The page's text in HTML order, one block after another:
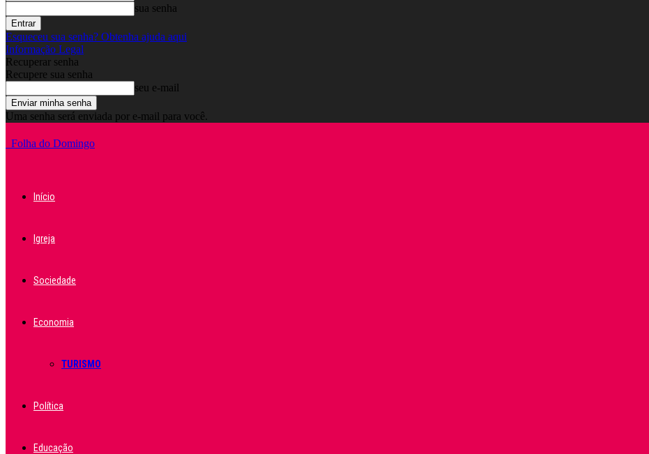
sua senha
Esqueceu sua senha? Obtenha ajuda aqui
Informação Legal
Recuperar senha
Recupere sua senha
seu e-mail
Uma senha será enviada por e-mail para você.
Folha do Domingo
Início
Igreja
Sociedade
Economia
TURISMO
Política
Educação